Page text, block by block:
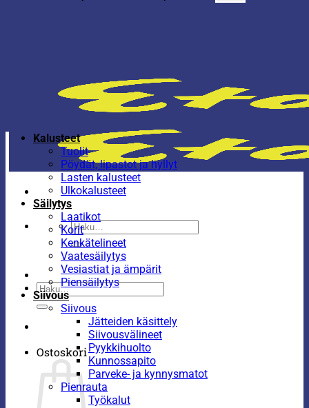
Etsi:
Etsi:
Ostoskori
Kalusteet
Tuolit
Pöydät, lipastot ja hyllyt
Lasten kalusteet
Ulkokalusteet
Säilytys
Laatikot
Korit
Kenkätelineet
Vaatesäilytys
Vesiastiat ja ämpärit
Piensäilytys
Siivous
Siivous
Jätteiden käsittely
Siivousvälineet
Pyykkihuolto
Kunnossapito
Parveke- ja kynnysmatot
Pienrauta
Työkalut